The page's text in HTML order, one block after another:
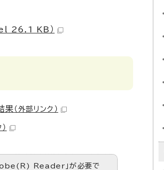
26.1 KB）
果 （外部リンク）
Reader」が必要で